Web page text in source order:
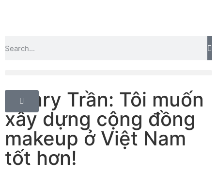
Henry Trần: Tôi muốn
xây dựng cộng đồng
makeup ở Việt Nam
tốt hơn!